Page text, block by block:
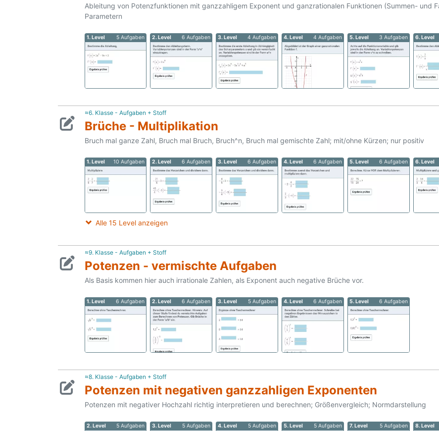
Ableitung von Potenzfunktionen mit ganzzahligem Exponent und ganzrationalen Funktionen (Summen- und
Parametern
1. Level 5 Aufgaben 2. Level 6 Aufgaben 3. Level 4 Aufgaben 4. Level 4 Aufgaben 5. Level 3 Aufgaben 6. Level
≈6. Klasse - Aufgaben + Stoff
Brüche - Multiplikation
Bruch mal ganze Zahl, Bruch mal Bruch, Bruch^n, Bruch mal gemischte Zahl; mit/ohne Kürzen; nur positiv
1. Level 10 Aufgaben 2. Level 6 Aufgaben 3. Level 6 Aufgaben 4. Level 6 Aufgaben 5. Level 6 Aufgaben 6. Level
Alle 15 Level anzeigen
≈9. Klasse - Aufgaben + Stoff
Potenzen - vermischte Aufgaben
Als Basis kommen hier auch irrationale Zahlen, als Exponent auch negative Brüche vor.
1. Level 6 Aufgaben 2. Level 6 Aufgaben 3. Level 5 Aufgaben 4. Level 6 Aufgaben 5. Level 6 Aufgaben
≈8. Klasse - Aufgaben + Stoff
Potenzen mit negativen ganzzahligen Exponenten
Potenzen mit negativer Hochzahl richtig interpretieren und berechnen; Größenvergleich; Normdarstellung
2. Level 5 Aufgaben 3. Level 5 Aufgaben 4. Level 5 Aufgaben 5. Level 5 Aufgaben 7. Level 5 Aufgaben 8. Level